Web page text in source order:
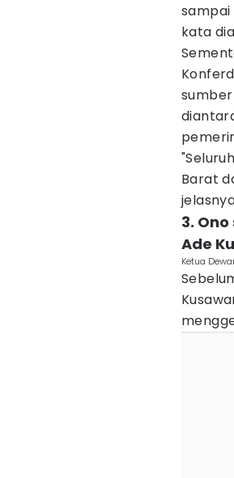
sampai
kata
Barat
3.
Ade
Ketua